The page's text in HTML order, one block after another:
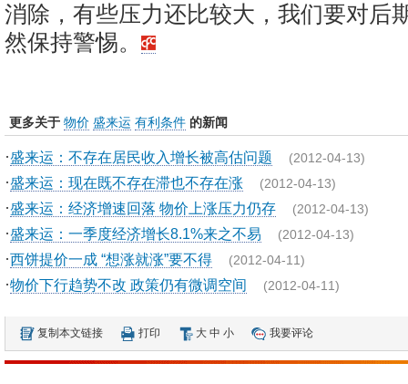
消除，有些压力还比较大，我们要对后
然保持警惕。
更多关于 物价 盛来运 有利条件 的新闻
·盛来运：不存在居民收入增长被高估问题 (2012-04-13)
·盛来运：现在既不存在滞也不存在涨 (2012-04-13)
·盛来运：经济增速回落 物价上涨压力仍存 (2012-04-13)
·盛来运：一季度经济增长8.1%来之不易 (2012-04-13)
·西饼提价一成 “想涨就涨”要不得 (2012-04-11)
·物价下行趋势不改 政策仍有微调空间 (2012-04-11)
复制本文链接 打印 大 中 小 我要评论